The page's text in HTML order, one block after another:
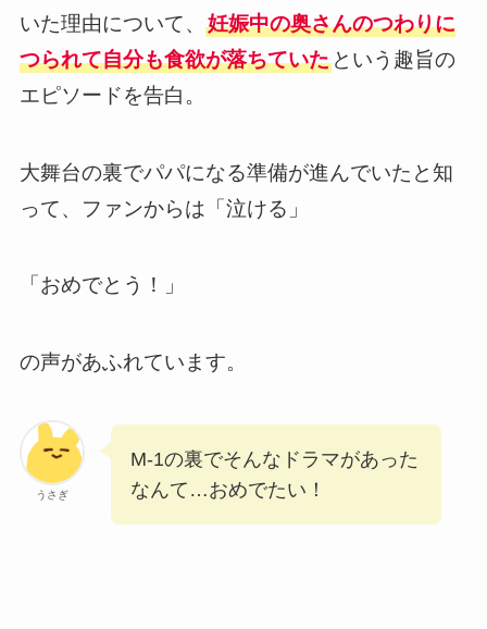
いた理由について、 妊娠中の奥さんのつわりに
つられて自分も食欲が落ちていたという趣旨の
エピソードを告白。
大舞台の裏でパパになる準備が進んでいたと知
って、ファンからは「泣ける」
「おめでとう！」
の声があふれています。
うさぎ
M-1の裏でそんなドラマがあった
なんて…おめでたい！